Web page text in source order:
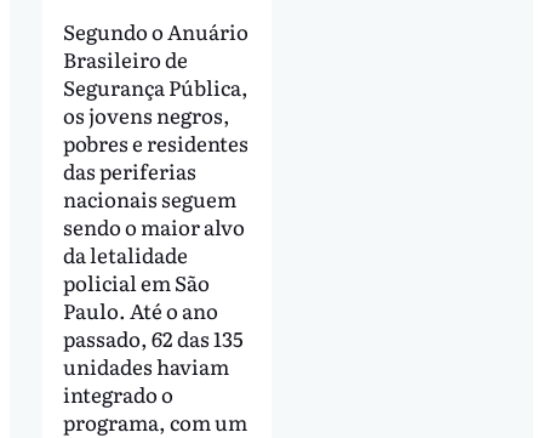
Segundo o Anuário
Brasileiro de
Segurança Pública,
os jovens negros,
pobres e residentes
das periferias
nacionais seguem
sendo o maior alvo
da letalidade
policial em São
Paulo. Até o ano
passado, 62 das 135
unidades haviam
integrado o
programa, com um